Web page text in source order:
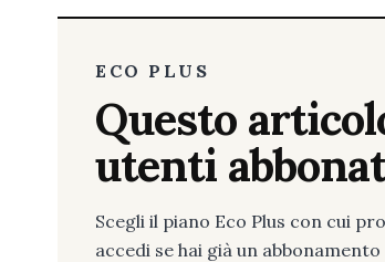
ECO PLUS
Questo
utenti
Scegli il piano Eco Plus con cui
accedi se hai già un